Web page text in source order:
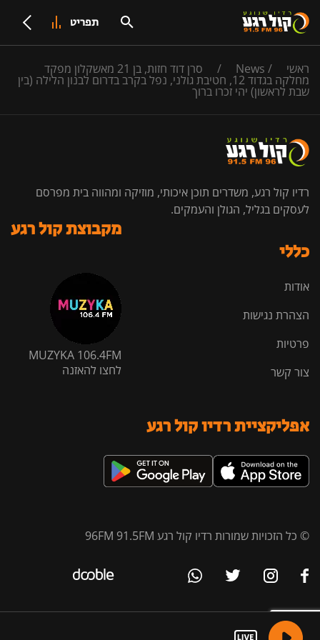
תפריט
ראשי /
News
/ סרן דוד חזות, בן 21 מאשקלון מפקד
מחלקה בגדוד 12, חטיבת גולני, נפל בקרב בדרום לבנון הלילה (בין
שבת לראשון) יהי זכרו ברוך
רדיו קול רגע, משדרים תוכן איכותי, מוזיקה ומהווה בית מפרסם
לעסקים בגליל, הגולן והעמקים.
כללי
אודות
הצהרת נגישות
פרטיות
צור קשר
מקבוצת קול רגע
MUZYKA 106.4FM
לחצו להאזנה
אפליקציית רדיו קול רגע
© כל הזכויות שמורות רדיו קול רגע 96FM 91.5FM